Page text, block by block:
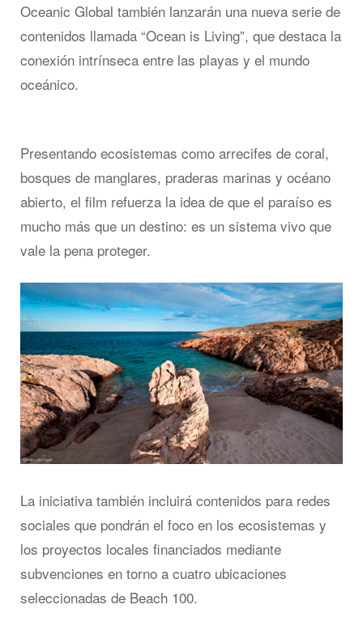
Oceanic Global también lanzarán una nueva serie de
contenidos llamada “Ocean is Living”, que destaca la
conexión intrínseca entre las playas y el mundo
oceánico.
Presentando ecosistemas como arrecifes de coral,
bosques de manglares, praderas marinas y océano
abierto, el film refuerza la idea de que el paraíso es
mucho más que un destino: es un sistema vivo que
vale la pena proteger.
La iniciativa también incluirá contenidos para redes
sociales que pondrán el foco en los ecosistemas y
los proyectos locales financiados mediante
subvenciones en torno a cuatro ubicaciones
seleccionadas de Beach 100.